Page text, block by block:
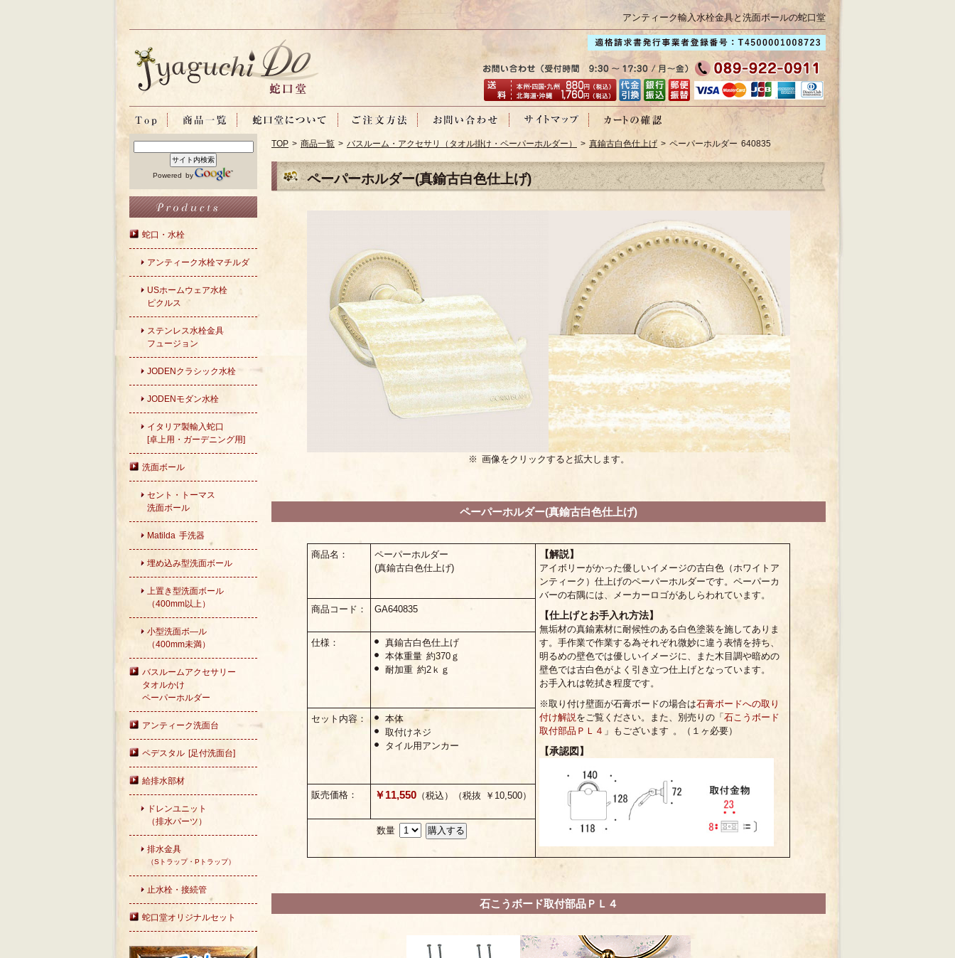
アンティーク輸入水栓金具と洗面ボールの蛇口堂
Powered by
蛇口・水栓
アンティーク水栓マチルダ
USホームウェア水栓
ピクルス
ステンレス水栓金具
フュージョン
JODENクラシック水栓
JODENモダン水栓
イタリア製輸入蛇口
[卓上用・ガーデニング用]
洗面ボール
セント・トーマス
洗面ボール
Matilda 手洗器
埋め込み型洗面ボール
上置き型洗面ボール
（400mm以上）
小型洗面ボ―ル
（400mm未満）
バスルームアクセサリー
タオルかけ
ペーパーホルダー
アンティーク洗面台
ペデスタル [足付洗面台]
給排水部材
ドレンユニット
（排水パーツ）
排水金具
（Sトラップ・Pトラップ）
止水栓・接続管
蛇口堂オリジナルセット
TOP > 商品一覧 > バスルーム・アクセサリ（タオル掛け・ペーパーホルダー） > 真鍮古白色仕上げ > ペーパーホルダー 640835
ペーパーホルダー(真鍮古白色仕上げ)
※ 画像をクリックすると拡大します。
ペーパーホルダー(真鍮古白色仕上げ)
商品名：
ペーパーホルダー
(真鍮古白色仕上げ)
【解説】
アイボリーがかった優しいイメージの古白色（ホワイトア
ンティーク）仕上げのペーパーホルダーです。ペーパーカ
バーの右隅には、メーカーロゴがあしらわれています。
【仕上げとお手入れ方法】
無垢材の真鍮素材に耐候性のある白色塗装を施してありま
す。手作業で作業する為それぞれ微妙に違う表情を持ち、
明るめの壁色では優しいイメージに、また木目調や暗めの
壁色では古白色がよく引き立つ仕上げとなっています。
お手入れは乾拭き程度です。
※取り付け壁面が石膏ボードの場合は石膏ボードへの取り
付け解説をご覧ください。また、別売りの「 石こうボード
取付部品ＰＬ４ 」もございます 。（１ヶ必要）
【承認図】
商品コード： GA640835
仕様：
真鍮古白色仕上げ
本体重量 約370ｇ
耐加重 約2ｋｇ
セット内容：
本体
取付けネジ
タイル用アンカー
販売価格： ￥11,550 （税込）（税抜 ￥10,500）
数量
石こうボード取付部品ＰＬ４